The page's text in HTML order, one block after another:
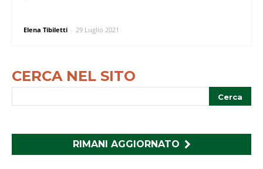
Elena Tibiletti - 29 Luglio 2021
CERCA NEL SITO
RIMANI AGGIORNATO